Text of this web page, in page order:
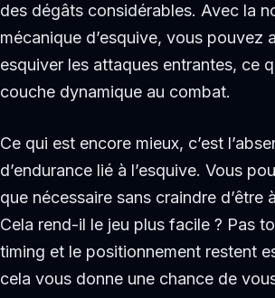
des dégâts considérables. Avec la
mécanique d’esquive, vous pouvez
esquiver les attaques entrantes, ce
couche dynamique au combat.
Ce qui est encore mieux, c’est
d’endurance lié à l’esquive. Vous
que nécessaire sans craindre d’être
Cela rend-il le jeu plus facile ? Pas
timing et le positionnement restent
cela vous donne une chance de